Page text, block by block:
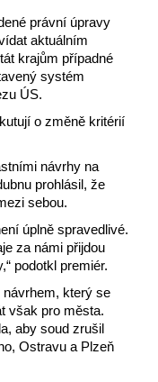
právní úpravy
aktuálním
krajům případné
systém
ÚS.
o změně kritérií
návrhy na
prohlásil, že
sebou.
úplně spravedlivé.
za námi přijdou
podotkl premiér.
který se
však pro města.
aby soud zrušil
Ostravu a Plzeň